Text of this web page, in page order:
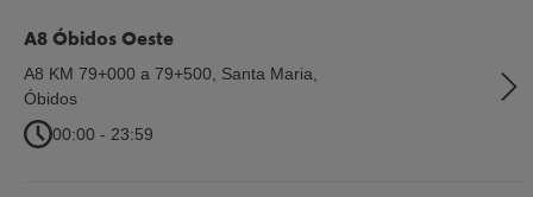
A8 Óbidos Oeste
A8 KM 79+000 a 79+500, Santa Maria
Óbidos
00:00 - 23:59